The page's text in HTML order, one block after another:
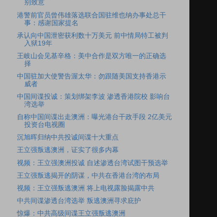
别致意
港警前官员曾伟雄落选联合国驻维也纳办事处总干
事：感谢国家提名
承认向中国泄密获利数十万美元 前中情局特工被判
入狱19年
王岐山会见基辛格：美中合作是双方唯一的正确选
择
中国驻加大使警告渥太华：勿跟随美国支持香港示
威者
中国间谍投诚：策划绑架李波 渗透香港院校 影响台
湾选举
自称中国间谍出走澳洲：曝光港台干政手段 2亿美元
投资台电视圈
沉旭晖归纳中共投诚间谍十大重点
王立强叛逃澳洲，证实了很多内幕
视频：王立强澳洲投诚 自述渗透台湾试图干预选举
王立强叛逃揭开的阴谋，中共在香港台湾的布局
视频：王立强叛逃澳洲 将上电视露脸揭露中共
中共间谍渗透台湾选举 叛逃澳洲寻求庇护
惊爆：中共高级间谍王立强叛逃澳洲